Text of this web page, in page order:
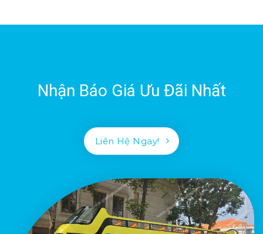
Nhận Báo Giá Ưu Đãi Nhất
Liên Hệ Ngay!